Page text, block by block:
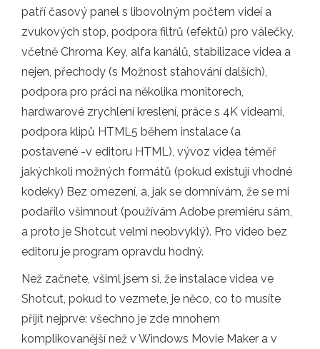
patří časový panel s libovolným počtem videí a
zvukových stop, podpora filtrů (efektů) pro válečky,
včetně Chroma Key, alfa kanálů, stabilizace videa a
nejen, přechody (s Možnost stahování dalších),
podpora pro práci na několika monitorech,
hardwarové zrychlení kreslení, práce s 4K videami,
podpora klipů HTML5 během instalace (a
postavené -v editoru HTML), vývoz videa téměř
jakýchkoli možných formátů (pokud existují vhodné
kodeky) Bez omezení, a, jak se domnívám, že se mi
podařilo všimnout (používám Adobe premiéru sám,
a proto je Shotcut velmi neobvyklý). Pro video bez
editoru je program opravdu hodný.
Než začnete, všiml jsem si, že instalace videa ve
Shotcut, pokud to vezmete, je něco, co to musíte
přijít nejprve: všechno je zde mnohem
komplikovanější než v Windows Movie Maker a v